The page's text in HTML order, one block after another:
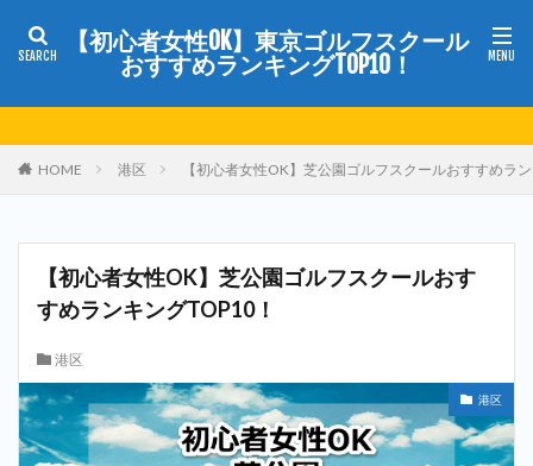
【初心者女性OK】東京ゴルフスクール
おすすめランキングTOP10！
HOME 港区 【初心者女性OK】芝公園ゴルフスクールおすすめラ
【初心者女性OK】芝公園ゴルフスクールおす
すめランキングTOP10！
港区
港区